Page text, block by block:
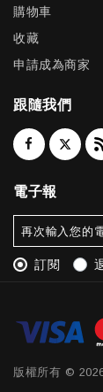
購物車
收藏
申請成為商家
跟隨我們
電子報
訂閱
版權所有 ©